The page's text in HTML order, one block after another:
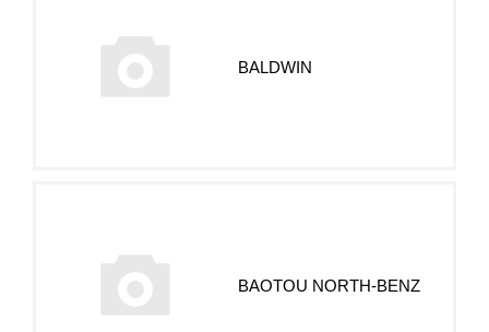
BALDWIN
BAOTOU NORTH-BENZ